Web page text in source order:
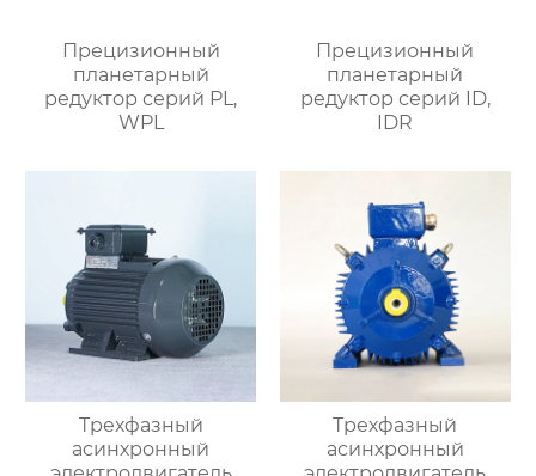
Прецизионный
планетарный
редуктор серий PL,
WPL
Прецизионный
планетарный
редуктор серий ID,
IDR
Трехфазный
асинхронный
Трехфазный
асинхронный